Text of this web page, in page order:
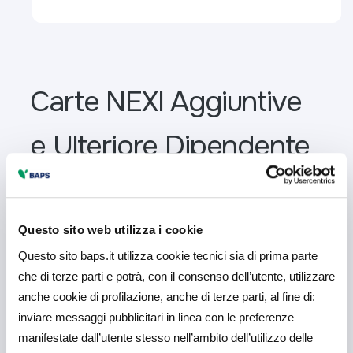
Questo sito web utilizza i cookie
Questo sito baps.it utilizza cookie tecnici sia di prima parte
che di terze parti e potrà, con il consenso dell’utente, utilizzare
anche cookie di profilazione, anche di terze parti, al fine di:
inviare messaggi pubblicitari in linea con le preferenze
manifestate dall’utente stesso nell’ambito dell’utilizzo delle
Carte NEXI Aggiuntive
e Ulteriore Dipendente